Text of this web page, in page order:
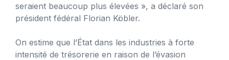
seraient beaucoup plus élevées », a déclaré son
président fédéral Florian Köbler.
On estime que l’État dans les industries à forte
intensité de trésorerie en raison de l’évasion